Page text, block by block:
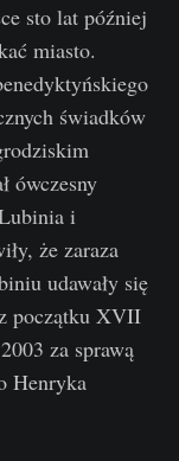
sto lat później
miasto.
świadków
ówczesny
i
że zaraza
udawały się
początku XVII
za sprawą
Henryka